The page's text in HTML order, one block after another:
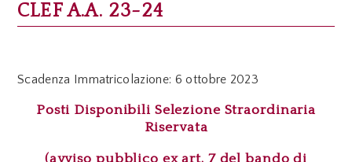
CLEF A.A. 23-24
Scadenza Immatricolazione: 6 ottobre 2023
Posti Disponibili Selezione Straordinaria
Riservata
(avviso pubblico ex art. 7 del bando di